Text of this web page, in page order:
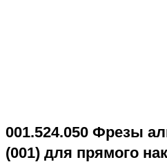
001.524.050 Фрезы
(001) для прямого